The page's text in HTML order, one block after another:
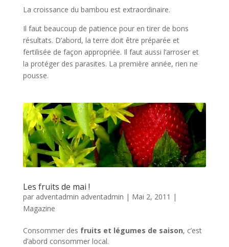
La croissance du bambou est extraordinaire.
Il faut beaucoup de patience pour en tirer de bons
résultats. D’abord, la terre doit être préparée et
fertilisée de façon appropriée. Il faut aussi l’arroser et
la protéger des parasites. La première année, rien ne
pousse.
Les fruits de mai !
par adventadmin adventadmin | Mai 2, 2011 |
Magazine
Consommer des fruits et légumes de saison, c’est
d’abord consommer local.